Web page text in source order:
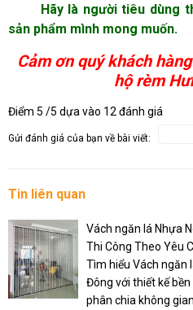
Hãy là người tiêu dùng
sản phẩm mình mong muốn.
Cảm ơn quý khách
hộ rèm
Điểm 5 /5 dựa vào 12 đánh giá
Gửi đánh giá của bạn về bài viết:
Tin liên quan
Vách ngăn lá Nhựa
Thi Công Theo Yêu
Tìm hiểu Vách ngăn
Đông với thiết kế
phân chia không